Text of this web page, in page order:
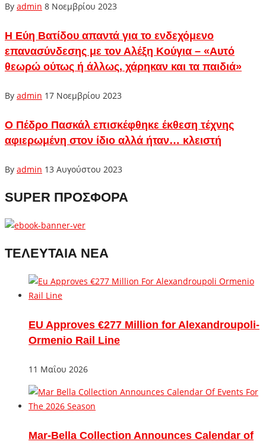
By admin 8 Νοεμβρίου 2023
Η Εύη Βατίδου απαντά για το ενδεχόμενο
επανασύνδεσης με τον Αλέξη Κούγια – «Αυτό
θεωρώ ούτως ή άλλως, χάρηκαν και τα παιδιά»
By admin 17 Νοεμβρίου 2023
Ο Πέδρο Πασκάλ επισκέφθηκε έκθεση τέχνης
αφιερωμένη στον ίδιο αλλά ήταν… κλειστή
By admin 13 Αυγούστου 2023
SUPER ΠΡΟΣΦΟΡΑ
ΤΕΛΕΥΤΑΙΑ ΝΕΑ
EU Approves €277 Million for Alexandroupoli-
Ormenio Rail Line
11 Μαΐου 2026
Mar-Bella Collection Announces Calendar of